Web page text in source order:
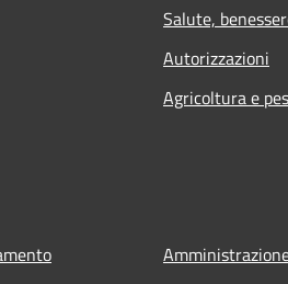
Salute,
Autorizzazioni
Agricoltura e